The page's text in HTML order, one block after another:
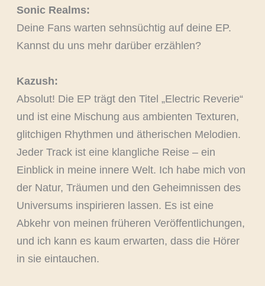
Sonic Realms:
Deine Fans warten sehnsüchtig auf deine EP.
Kannst du uns mehr darüber erzählen?
Kazush:
Absolut! Die EP trägt den Titel „Electric Reverie“
und ist eine Mischung aus ambienten Texturen,
glitchigen Rhythmen und ätherischen Melodien.
Jeder Track ist eine klangliche Reise – ein
Einblick in meine innere Welt. Ich habe mich von
der Natur, Träumen und den Geheimnissen des
Universums inspirieren lassen. Es ist eine
Abkehr von meinen früheren Veröffentlichungen,
und ich kann es kaum erwarten, dass die Hörer
in sie eintauchen.